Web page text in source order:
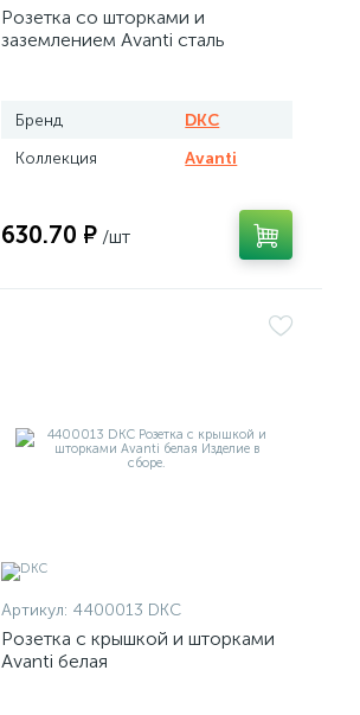
Розетка со шторками и
заземлением Avanti сталь
Бренд
DKC
Коллекция
Avanti
630.70 ₽ /шт
Артикул: 4400013 DKC
Розетка с крышкой и шторками
Avanti белая